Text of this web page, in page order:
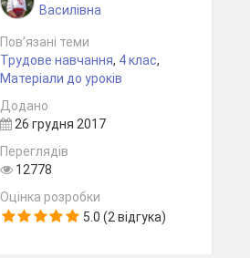
Василівна
Пов’язані теми
Трудове навчання, 4 клас,
Матеріали до уроків
Додано
26 грудня 2017
Переглядів
12778
Оцінка розробки
5.0 (2 відгука)